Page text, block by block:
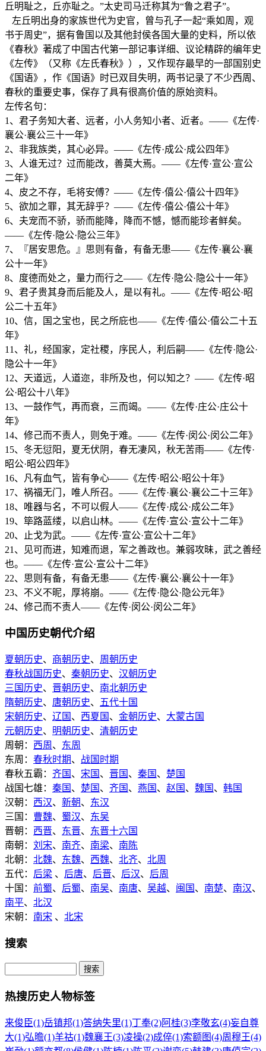
丘明耻之，丘亦耻之。”太史司马迁称其为“鲁之君子”。
左丘明出身的家族世代为史官，曾与孔子一起“乘如周，观
书于周史”，据有鲁国以及其他封侯各国大量的史料，所以依
《春秋》著成了中国古代第一部记事详细、议论精辟的编年史
《左传》（又称《左氏春秋》），又作现存最早的一部国别史
《国语》，作《国语》时已双目失明，两书记录了不少西周、
春秋的重要史事，保存了具有很高价值的原始资料。
左传名句：
1、君子务知大者、远者，小人务知小者、近者。——《左传·
襄公·襄公三十一年》
2、非我族类，其心必异。——《左传·成公·成公四年》
3、人谁无过？过而能改，善莫大焉。——《左传·宣公·宣公
二年》
4、皮之不存，毛将安傅？——《左传·僖公·僖公十四年》
5、欲加之罪，其无辞乎？——《左传·僖公·僖公十年》
6、夫宠而不骄，骄而能降，降而不憾，憾而能珍者鲜矣。
——《左传·隐公·隐公三年》
7、『居安思危。』思则有备，有备无患——《左传·襄公·襄
公十一年》
8、度德而处之，量力而行之——《左传·隐公·隐公十一年》
9、君子贵其身而后能及人，是以有礼。——《左传·昭公·昭
公二十五年》
10、信，国之宝也，民之所庇也——《左传·僖公·僖公二十五
年》
11、礼，经国家，定社稷，序民人，利后嗣——《左传·隐公·
隐公十一年》
12、天道远，人道迩，非所及也，何以知之？——《左传·昭
公·昭公十八年》
13、一鼓作气，再而衰，三而竭。——《左传·庄公·庄公十
年》
14、修己而不责人，则免于难。——《左传·闵公·闵公二年》
15、冬无愆阳，夏无伏阴，春无凄风，秋无苦雨——《左传·
昭公·昭公四年》
16、凡有血气，皆有争心——《左传·昭公·昭公十年》
17、祸福无门，唯人所召。——《左传·襄公·襄公二十三年》
18、唯器与名，不可以假人——《左传·成公·成公二年》
19、筚路蓝缕，以启山林。——《左传·宣公·宣公十二年》
20、止戈为武。——《左传·宣公·宣公十二年》
21、见可而进，知难而退，军之善政也。兼弱攻昧，武之善经
也。——《左传·宣公·宣公十二年》
22、思则有备，有备无患——《左传·襄公·襄公十一年》
23、不义不昵，厚将崩。——《左传·隐公·隐公元年》
24、修己而不责人——《左传·闵公·闵公二年》
中国历史朝代介绍
夏朝历史、 商朝历史、 周朝历史
春秋战国历史、 秦朝历史、 汉朝历史
三国历史、 晋朝历史、 南北朝历史
隋朝历史、 唐朝历史、
五代十国
宋朝历史、 辽国 、 西夏国 、 金朝历史、 大蒙古国
元朝历史、 明朝历史、 清朝历史
周朝： 西周 、 东周
东周： 春秋时期、 战国时期
春秋五霸： 齐国 、 宋国 、 晋国 、 秦国 、 楚国
战国七雄： 秦国 、 楚国 、 齐国 、 燕国 、 赵国 、 魏国 、 韩国
汉朝： 西汉、 新朝、 东汉
三国： 曹魏、 蜀汉、 东吴
晋朝： 西晋、 东晋、 东晋十六国
南朝： 刘宋、 南齐、 南梁、 南陈
北朝： 北魏、 东魏、 西魏、 北齐、 北周
五代： 后梁 、 后唐、 后晋、 后汉、 后周
十国： 前蜀、 后蜀、 南吴、 南唐、 吴越、 闽国 、 南楚、 南汉、
南平、 北汉
宋朝： 南宋 、 北宋
搜索
热搜历史人物标签
来俊臣(1)岳镇邦(1)答纳失里(1)丁奉(2)阿桂(3)李敬玄(4)妄自尊
大(1)弘曕(1)羊祜(1)魏襄王(3)凌操(2)成倅(1)索额图(4)周穆王(4)